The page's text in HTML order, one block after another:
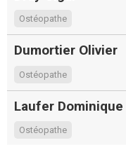
Ostéopathe
Dumortier Olivier
Ostéopathe
Laufer Dominique
Ostéopathe